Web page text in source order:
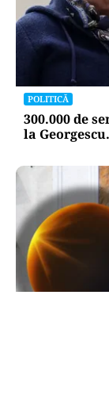
POLITICĂ
300.000 de
la